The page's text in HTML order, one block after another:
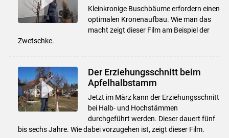
Kleinkronige Buschbäume erfordern einen
optimalen Kronenaufbau. Wie man das
macht zeigt dieser Film am Beispiel der
Zwetschke.
Der Erziehungsschnitt beim
Apfelhalbstamm
Jetzt im März kann der Erziehungsschnitt
bei Halb- und Hochstämmen
durchgeführt werden. Dieser dauert fünf
bis sechs Jahre. Wie dabei vorzugehen ist, zeigt dieser Film.